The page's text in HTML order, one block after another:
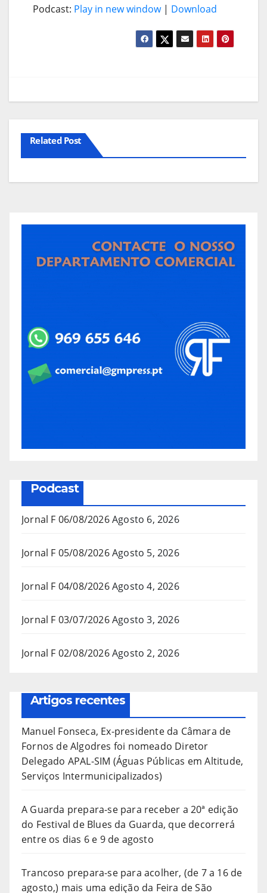
Podcast: Play in new window| Download
Related Post
Podcast
Jornal F 06/08/2026Agosto 6, 2026
Jornal F 05/08/2026Agosto 5, 2026
Jornal F 04/08/2026Agosto 4, 2026
Jornal F 03/07/2026Agosto 3, 2026
Jornal F 02/08/2026Agosto 2, 2026
Artigos recentes
Manuel Fonseca, Ex-presidente da Câmara de
Fornos de Algodres foi nomeado Diretor
Delegado APAL-SIM (Águas Públicas em Altitude,
Serviços Intermunicipalizados)
A Guarda prepara-se para receber a 20ª edição
do Festival de Blues da Guarda, que decorrerá
entre os dias 6 e 9 de agosto
Trancoso prepara-se para acolher, (de 7 a 16 de
agosto,) mais uma edição da Feira de São